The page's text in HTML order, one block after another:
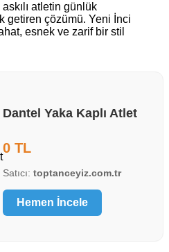
atletin günlük
getiren çözümü. Yeni İnci
esnek ve zarif bir stil
Dantel Yaka Kaplı Atlet
0 TL
Satıcı: toptanceyiz.com.tr
Hemen İncele